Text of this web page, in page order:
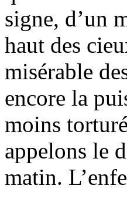
signe, d’un
haut des
misérable
encore la
moins
appelons le
matin.